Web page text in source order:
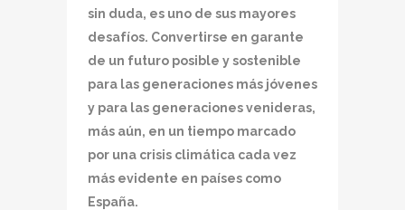
sin duda, es uno de sus mayores
desafíos. Convertirse en garante
de un futuro posible y sostenible
para las generaciones más jóvenes
y para las generaciones venideras,
más aún, en un tiempo marcado
por una crisis climática cada vez
más evidente en países como
España.